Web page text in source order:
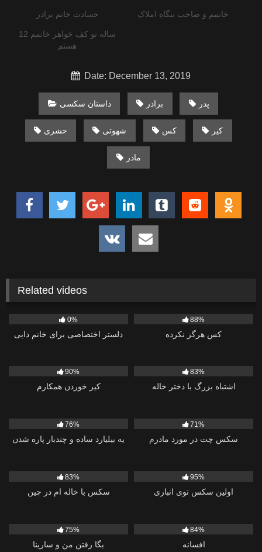
حسادت خانم برادر خانمم و صاحب بنگاه املاک
12 ساله تو کف خواهر خانمم
هستم
Date: December 13, 2019
داستان سکسی برادر پدر
حشری شهوتی کس کیر
مادر
Related videos
0%
دلستر اختصاصی برای خانم دایی
88%
کس هرگز نکرده
90%
کیر خوردن همکارم
83%
اشتباه بزرگ با دختر خاله
76%
یه بیلیارد ساده و چندبار پاره شدن
71%
سکس چت در مورد مادرم
83%
سکس با خاله ام در چین
95%
اولین سکس توی انباری
75%
بگا رفتن من و سارینا
84%
افسانه